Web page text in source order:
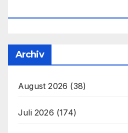
Archiv
August 2026 (38)
Juli 2026 (174)